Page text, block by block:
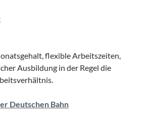
flexible Arbeitszeiten,
Ausbildung in der Regel die
Deutschen Bahn